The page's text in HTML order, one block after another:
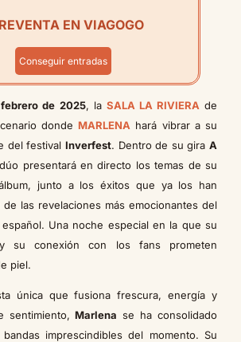
REVENTA EN VIAGOGO
Conseguir entradas
de 2025, la SALA LA RIVIERA de
dondeMARLENA hará vibrar a su
del festival Inverfest. Dentro de su gira A
presentará en directo los temas de su
junto a los éxitos que ya los han
las revelaciones más emocionantes del
español. Una noche especial en la que su
su conexión con los fans prometen
piel.
única que fusiona frescura, energía y
sentimiento,Marlena se ha consolidado
imprescindibles del momento. Su